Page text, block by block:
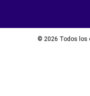
© 2026 Todos los